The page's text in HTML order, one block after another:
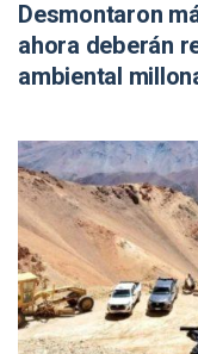
Desmontaron
ahora deberán
ambiental